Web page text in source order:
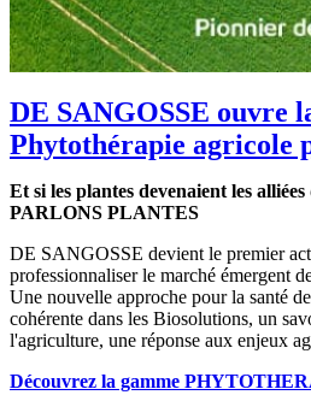
DE SANGOSSE ouvre
Phytothérapie agricole
Et si les plantes devenaient les
PARLONS PLANTES
DE SANGOSSE devient le premier
professionnaliser le marché émergent
Une nouvelle approche pour la santé
cohérente dans les Biosolutions, un
l'agriculture, une réponse aux enjeux
Découvrez la gamme